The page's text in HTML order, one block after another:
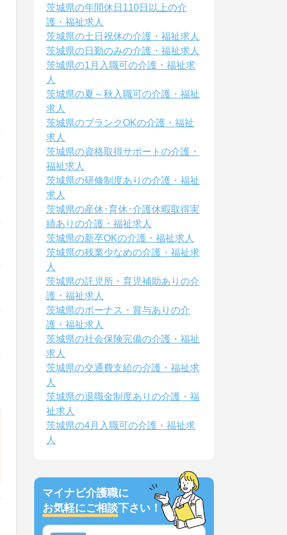
茨城県の年間休日110日以上の介
護・福祉求人
茨城県の土日祝休の介護・福祉求人
茨城県の日勤のみの介護・福祉求人
茨城県の1月入職可の介護・福祉求
人
茨城県の夏～秋入職可の介護・福祉
求人
茨城県のブランクOKの介護・福祉
求人
茨城県の資格取得サポートの介護・
福祉求人
茨城県の研修制度ありの介護・福祉
求人
茨城県の産休･育休･介護休暇取得実
績ありの介護・福祉求人
茨城県の新卒OKの介護・福祉求人
茨城県の残業少なめの介護・福祉求
人
茨城県の託児所・育児補助ありの介
護・福祉求人
茨城県のボーナス・賞与ありの介
護・福祉求人
茨城県の社会保険完備の介護・福祉
求人
茨城県の交通費支給の介護・福祉求
人
茨城県の退職金制度ありの介護・福
祉求人
茨城県の4月入職可の介護・福祉求
人
マイナビ介護職に
お気軽にご相談下さい！